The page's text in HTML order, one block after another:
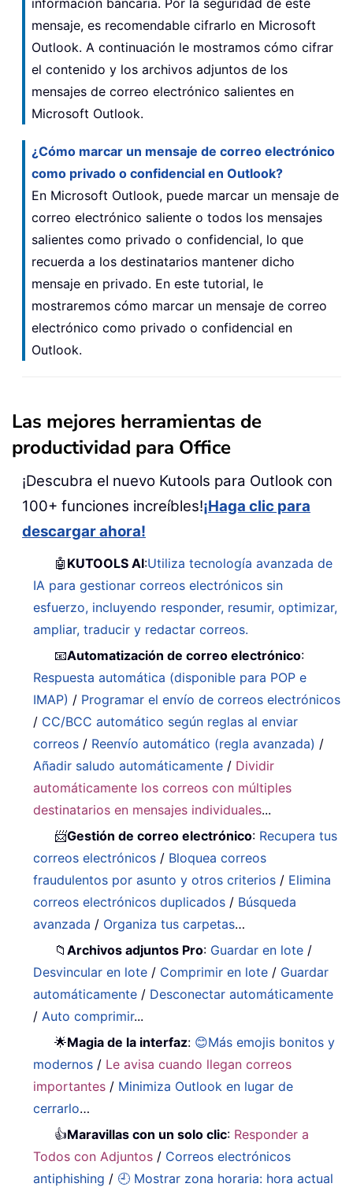
mensaje, es recomendable cifrarlo en Microsoft
Outlook. A continuación le mostramos cómo cifrar
el contenido y los archivos adjuntos de los
mensajes de correo electrónico salientes en
Microsoft Outlook.
¿Cómo marcar un mensaje de correo electrónico
como privado o confidencial en Outlook?
En Microsoft Outlook, puede marcar un mensaje de
correo electrónico saliente o todos los mensajes
salientes como privado o confidencial, lo que
recuerda a los destinatarios mantener dicho
mensaje en privado. En este tutorial, le
mostraremos cómo marcar un mensaje de correo
electrónico como privado o confidencial en
Outlook.
Las mejores herramientas de
productividad para Office
¡Descubra el nuevo Kutools para Outlook con
100+ funciones increíbles!¡Haga clic para
descargar ahora!
🤖 KUTOOLS AI:Utiliza tecnología avanzada de
IA para gestionar correos electrónicos sin
esfuerzo, incluyendo responder, resumir, optimizar,
ampliar, traducir y redactar correos.
📧Automatización de correo electrónico:
Respuesta automática (disponible para POP e
IMAP) / Programar el envío de correos electrónicos
/ CC/BCC automático según reglas al enviar
correos / Reenvío automático (regla avanzada) /
Añadir saludo automáticamente / Dividir
automáticamente los correos con múltiples
destinatarios en mensajes individuales...
📨Gestión de correo electrónico: Recupera tus
correos electrónicos / Bloquea correos
fraudulentos por asunto y otros criterios / Elimina
correos electrónicos duplicados / Búsqueda
avanzada / Organiza tus carpetas…
📁Archivos adjuntos Pro: Guardar en lote /
Desvincular en lote / Comprimir en lote / Guardar
automáticamente / Desconectar automáticamente
/ Auto comprimir...
🌟Magia de la interfaz: 😊Más emojis bonitos y
modernos / Le avisa cuando llegan correos
importantes / Minimiza Outlook en lugar de
cerrarlo…
👍Maravillas con un solo clic: Responder a
Todos con Adjuntos / Correos electrónicos
antiphishing / 🕘 Mostrar zona horaria: hora actual